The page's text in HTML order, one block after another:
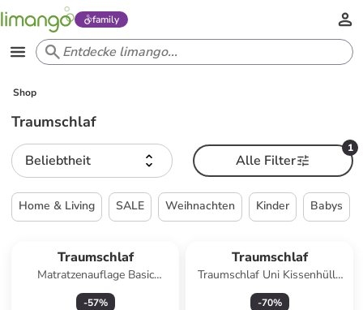
family
Shop
Traumschlaf
Beliebtheit
1
Alle Filter
Home & Living SALE Weihnachten Kinder Babys
Traumschlaf
Matratzenauflage Basic
kochfest in weiß
-57%
Traumschlaf
Traumschlaf Uni Kissenhülle
Monaco 2er Set in grau
-70%